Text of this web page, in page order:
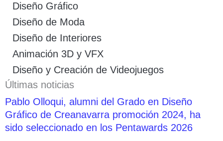
Diseño Gráfico
Diseño de Moda
Diseño de Interiores
Animación 3D y VFX
Diseño y Creación de Videojuegos
Últimas noticias
Pablo Olloqui, alumni del Grado en Diseño
Gráfico de Creanavarra promoción 2024, ha
sido seleccionado en los Pentawards 2026